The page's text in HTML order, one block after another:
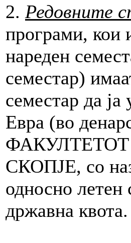
2. Редовните
програми, кои
нареден
семестар)
семестар да
Евра (во
СКОПЈЕ, со
односно летен
државна